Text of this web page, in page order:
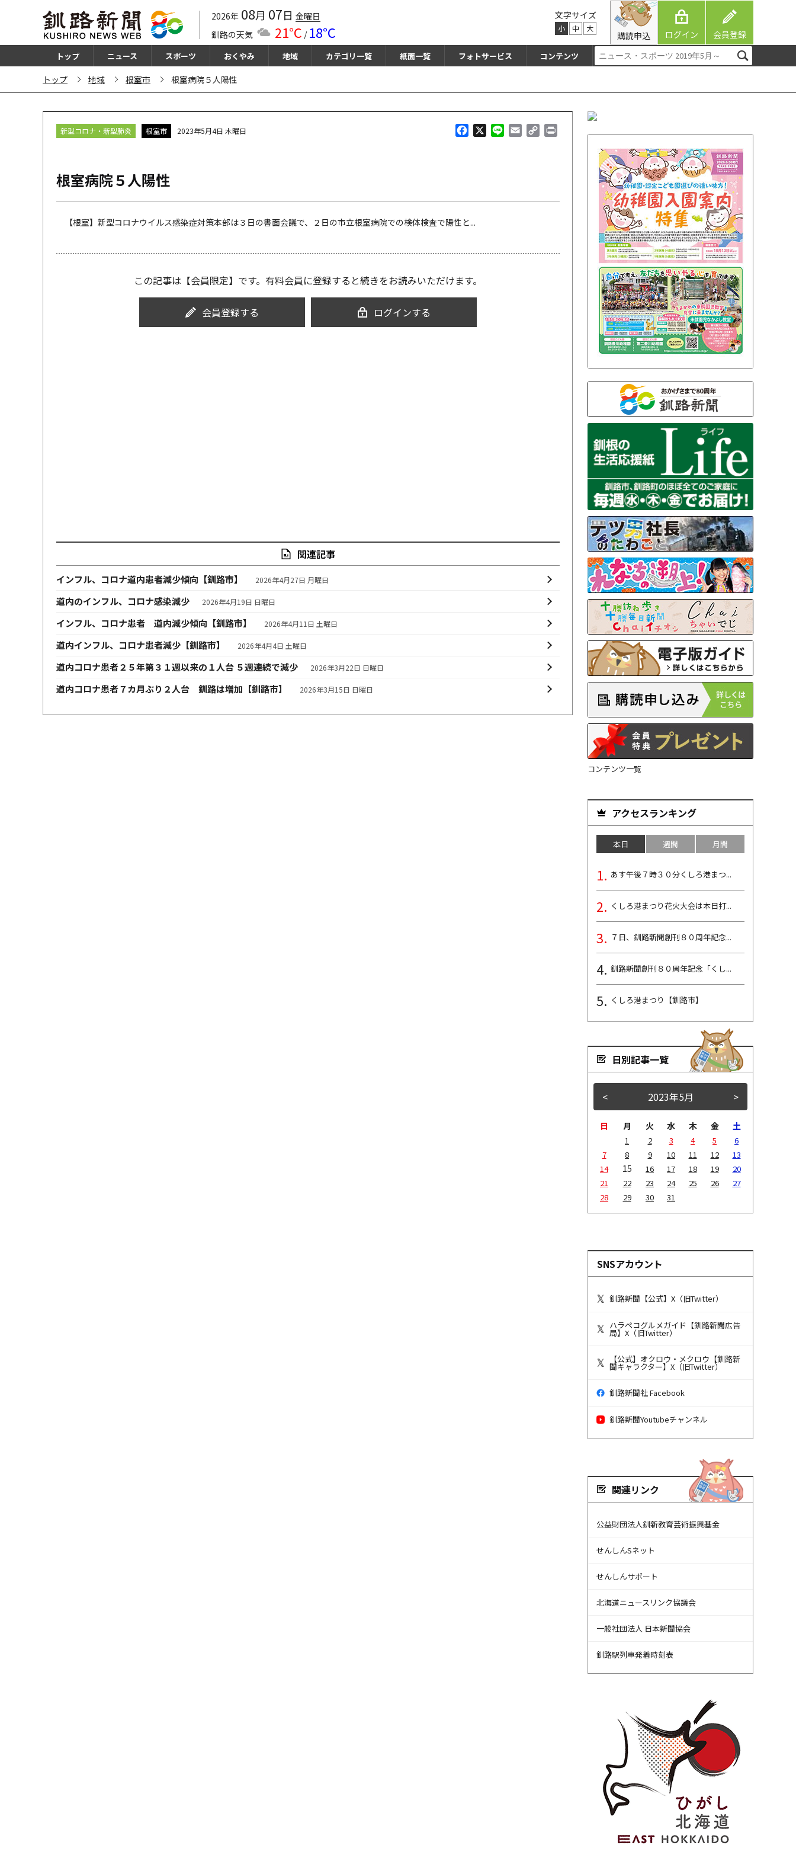
2026年 08月 07日 金曜日
釧路の天気
21℃ / 18℃
文字サイズ
小 中 大
購読申込 ログイン 会員登録
トップ ニュース スポーツ おくやみ 地域 カテゴリ一覧 紙面一覧 フォトサービス コンテンツ
トップ 地域 根室市 根室病院５人陽性
k
新型コロナ・新型肺炎 根室市 2023年5月4日 木曜日
根室病院５人陽性
【根室】新型コロナウイルス感染症対策本部は３日の書面会議で、２日の市立根室病院での検体検査で陽性と...
この記事は【会員限定】です。有料会員に登録すると続きをお読みいただけます。
会員登録する ログインする
関連記事
インフル、コロナ道内患者減少傾向【釧路市】 2026年4月27日 月曜日
道内のインフル、コロナ感染減少 2026年4月19日 日曜日
インフル、コロナ患者 道内減少傾向【釧路市】 2026年4月11日 土曜日
道内インフル、コロナ患者減少【釧路市】 2026年4月4日 土曜日
道内コロナ患者２５年第３１週以来の１人台 ５週連続で減少 2026年3月22日 日曜日
道内コロナ患者７カ月ぶり２人台 釧路は増加【釧路市】 2026年3月15日 日曜日
コンテンツ一覧
アクセスランキング
本日 週間 月間
あす午後７時３０分くしろ港まつ...
くしろ港まつり花火大会は本日打...
７日、釧路新聞創刊８０周年記念...
釧路新聞創刊８０周年記念「くし...
くしろ港まつり【釧路市】
日別記事一覧
< >
2023年5月
日 月 火 水 木 金 土
1 2 3 4 5
6
7
8 9 10 11 12
13
14
15 16 17 18 19
20
21
22 23 24 25 26
27
28
29 30 31
SNSアカウント
釧路新聞【公式】X（旧Twitter）
ハラペコグルメガイド【釧路新聞広告
局】X（旧Twitter）
【公式】オクロウ・メクロウ【釧路新
聞キャラクター】X（旧Twitter）
釧路新聞社 Facebook
釧路新聞Youtubeチャンネル
関連リンク
公益財団法人釧新教育芸術振興基金
せんしんSネット
せんしんサポート
北海道ニュースリンク協議会
一般社団法人 日本新聞協会
釧路駅列車発着時刻表